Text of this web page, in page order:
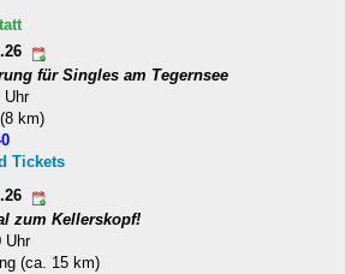
für Singles am Tegernsee
Uhr
km)
Tickets
zum Kellerskopf!
Uhr
(ca. 15 km)